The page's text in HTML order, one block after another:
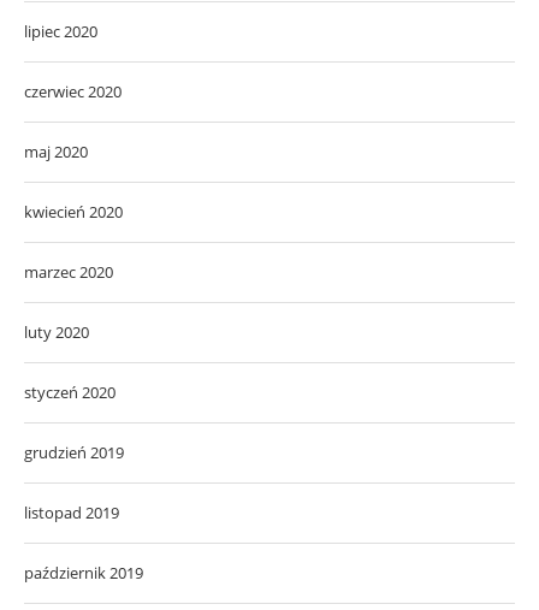
lipiec 2020
czerwiec 2020
maj 2020
kwiecień 2020
marzec 2020
luty 2020
styczeń 2020
grudzień 2019
listopad 2019
październik 2019